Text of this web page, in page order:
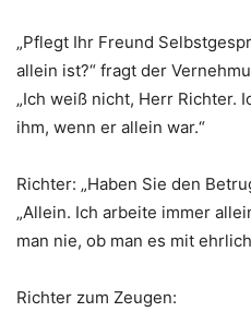
„Pflegt Ihr Freund
allein ist?“ fragt der
„Ich weiß nicht, Herr Richter.
ihm, wenn er allein war.“
Richter: „Haben Sie den
„Allein. Ich arbeite immer
man nie, ob man es mit
Richter zum Zeugen: